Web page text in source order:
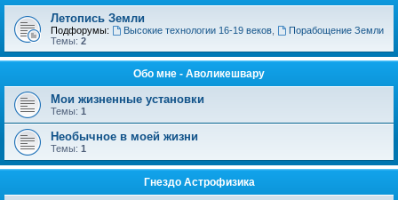
Летопись Земли
Подфорумы: Высокие технологии 16-19 веков,
Порабощение Земли
Темы: 2
Обо мне - Аволикешвару
Мои жизненные установки
Темы: 1
Необычное в моей жизни
Темы: 1
Гнездо Астрофизика